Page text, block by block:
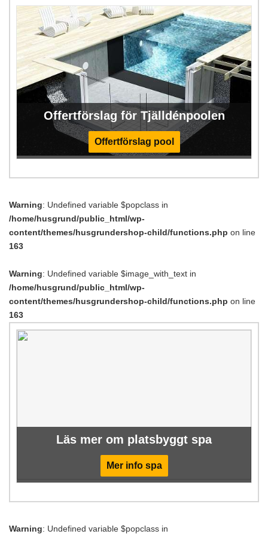
Offertförslag för Tjälldénpoolen
Offertförslag pool
Warning: Undefined variable $popclass in
/home/husgrund/public_html/wp-
content/themes/husgrundershop-child/functions.php on line
163
Warning: Undefined variable $image_with_text in
/home/husgrund/public_html/wp-
content/themes/husgrundershop-child/functions.php on line
163
Läs mer om platsbyggt spa
Mer info spa
Warning: Undefined variable $popclass in